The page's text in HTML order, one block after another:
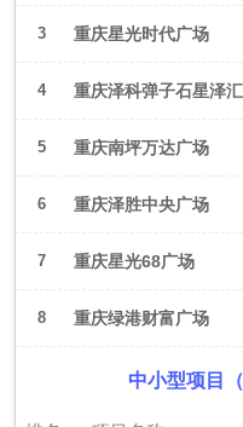
3 重庆星光时代广场
4 重庆泽科弹子石星泽汇
5 重庆南坪万达广场
6 重庆泽胜中央广场
7 重庆星光68广场
8 重庆绿港财富广场
中小型项目